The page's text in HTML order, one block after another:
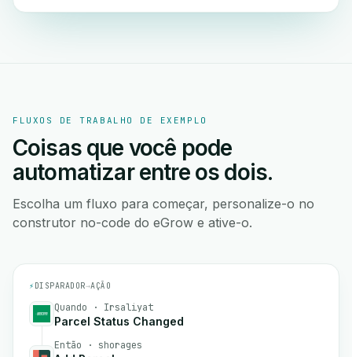
FLUXOS DE TRABALHO DE EXEMPLO
Coisas que você pode
automatizar entre os dois.
Escolha um fluxo para começar, personalize-o no
construtor no-code do eGrow e ative-o.
⚡ DISPARADOR→AÇÃO
Quando · Irsaliyat
Parcel Status Changed
Então · shorages